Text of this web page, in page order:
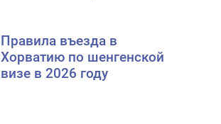
Правила въезда в
Хорватию по шенгенской
визе в 2026 году